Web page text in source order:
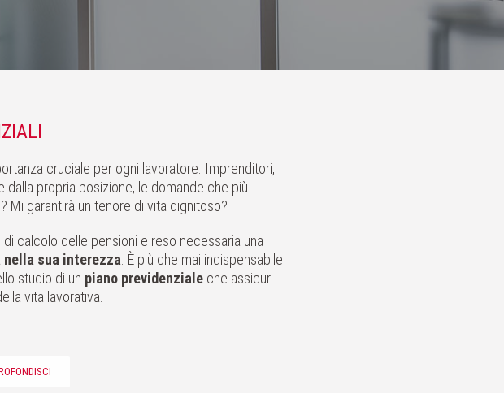
cruciale per ogni lavoratore. Imprenditori,
propria posizione, le domande che più
Mi garantirà un tenore di vita dignitoso?
calcolo delle pensioni e reso necessaria una
sua interezza . È più che mai indispensabile
studio di un piano previdenziale che assicuri
vita lavorativa.